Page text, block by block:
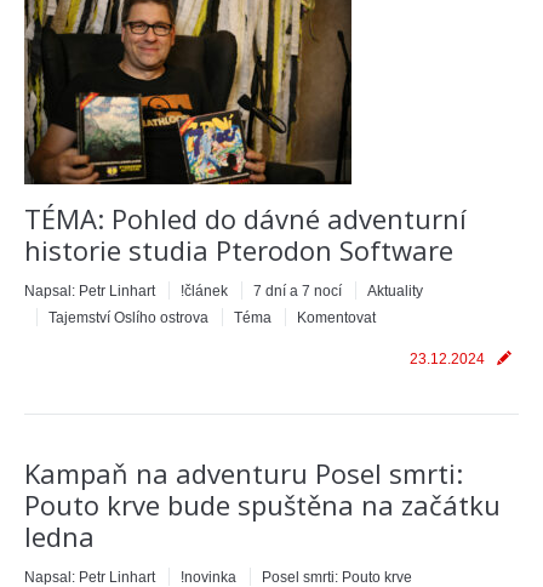
TÉMA: Pohled do dávné adventurní
historie studia Pterodon Software
Napsal: Petr Linhart !článek 7 dní a 7 nocí
Aktuality
Tajemství Oslího ostrova
Téma Komentovat
23.12.2024
Kampaň na adventuru Posel smrti:
Pouto krve bude spuštěna na začátku
ledna
Napsal: Petr Linhart !novinka Posel smrti: Pouto krve